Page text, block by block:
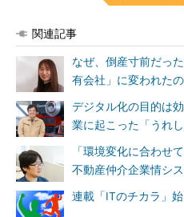
関連記事
なぜ、倒産寸前だっ
有会社」に変われた
デジタル化の目的は
業に起こった「うれし
「環境変化に合わせ
不動産仲介企業情シ
連載「ITのチカラ」